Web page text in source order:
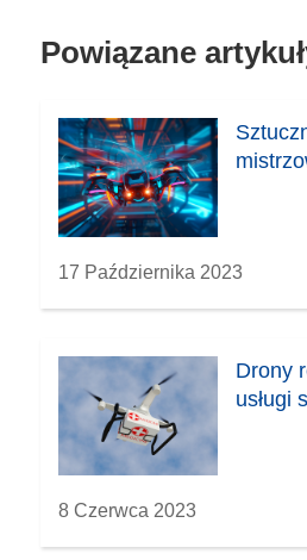
Powiązane
17 Października 2023
Drony
usługi
8 Czerwca 2023